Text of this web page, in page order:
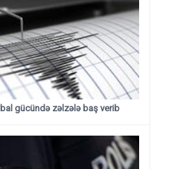
gücündə zəlzələ baş verib